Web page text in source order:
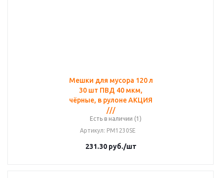
Мешки для мусора 120 л
30 шт ПВД 40 мкм,
чёрные, в рулоне АКЦИЯ
///
Есть в наличии (1)
Артикул: PM1230SE
231.30руб./шт